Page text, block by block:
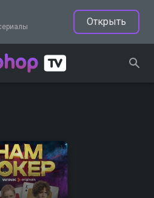
Открыть